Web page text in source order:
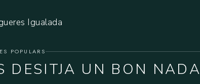
POPULARS
DESITJA UN BON